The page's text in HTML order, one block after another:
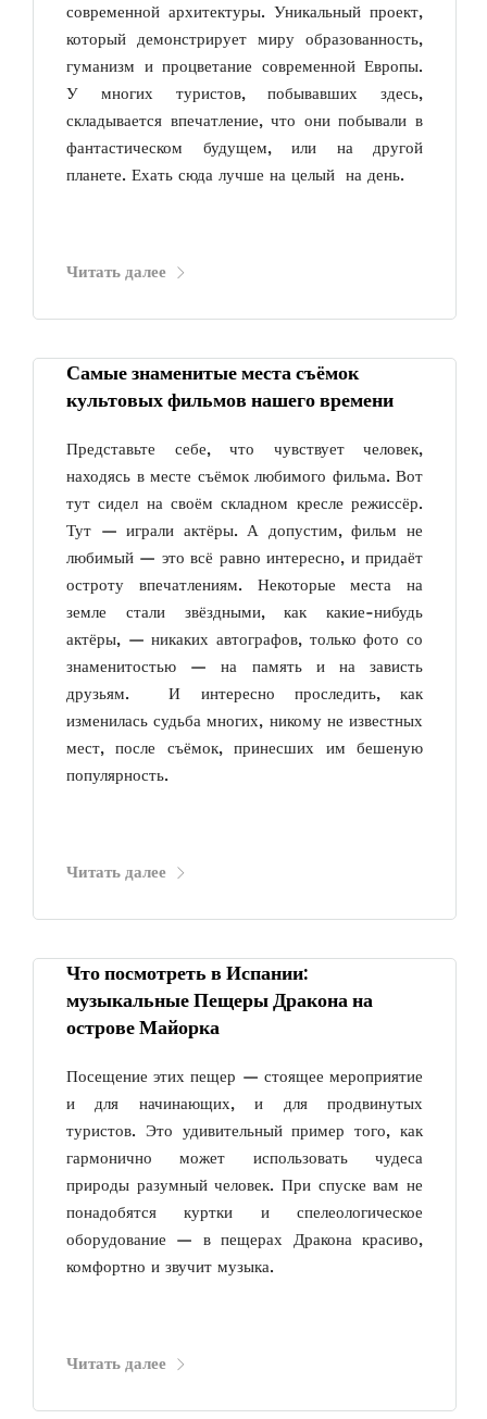
современной архитектуры. Уникальный проект,
который демонстрирует миру образованность,
гуманизм и процветание современной Европы.
У многих туристов, побывавших здесь,
складывается впечатление, что они побывали в
фантастическом будущем, или на другой
планете. Ехать сюда лучше на целый на день.
Читать далее
Самые знаменитые места съёмок
культовых фильмов нашего времени
Представьте себе, что чувствует человек,
находясь в месте съёмок любимого фильма. Вот
тут сидел на своём складном кресле режиссёр.
Тут — играли актёры. А допустим, фильм не
любимый — это всё равно интересно, и придаёт
остроту впечатлениям. Некоторые места на
земле стали звёздными, как какие-нибудь
актёры, — никаких автографов, только фото со
знаменитостью — на память и на зависть
друзьям. И интересно проследить, как
изменилась судьба многих, никому не известных
мест, после съёмок, принесших им бешеную
популярность.
Читать далее
Что посмотреть в Испании:
музыкальные Пещеры Дракона на
острове Майорка
Посещение этих пещер — стоящее мероприятие
и для начинающих, и для продвинутых
туристов. Это удивительный пример того, как
гармонично может использовать чудеса
природы разумный человек. При спуске вам не
понадобятся куртки и спелеологическое
оборудование — в пещерах Дракона красиво,
комфортно и звучит музыка.
Читать далее